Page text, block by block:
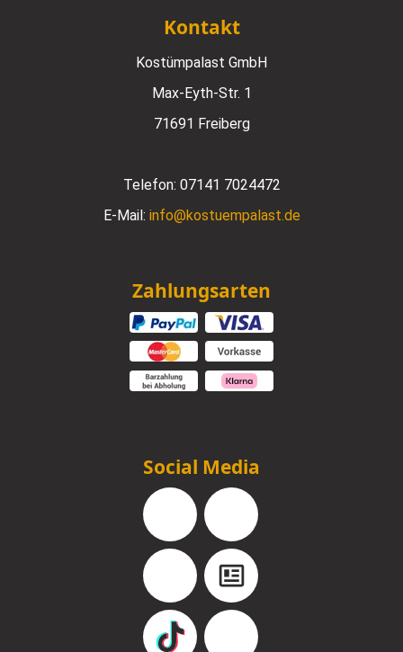
Kontakt
Kostümpalast GmbH
Max-Eyth-Str. 1
71691 Freiberg
Telefon: 07141 7024472
E-Mail: info@kostuempalast.de
Zahlungsarten
Social Media
Facebook Instagram
YouTube Blog
TikTok Pinterest